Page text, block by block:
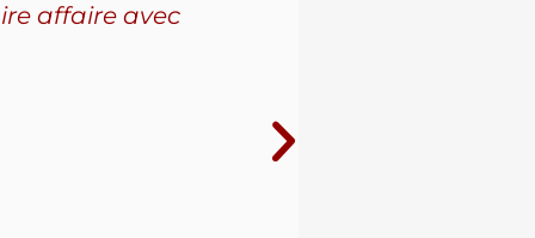
affaire avec